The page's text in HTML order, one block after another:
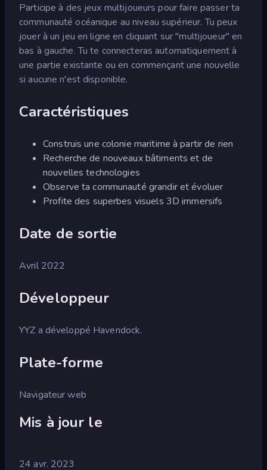
Participe à des jeux multijoueurs pour faire passer ta
communauté océanique au niveau supérieur. Tu peux
jouer à un jeu en ligne en cliquant sur "multijoueur" en
bas à gauche. Tu te connecteras automatiquement à
une partie existante ou en commençant une nouvelle
si aucune n'est disponible.
Caractéristiques
Construis une colonie maritime à partir de rien
Recherche de nouveaux bâtiments et de
nouvelles technologies
Observe ta communauté grandir et évoluer
Profite des superbes visuels 3D immersifs
Date de sortie
Avril 2022
Développeur
YYZ a développé Havendock.
Plate-forme
Navigateur web
Mis à jour le
24 avr. 2023